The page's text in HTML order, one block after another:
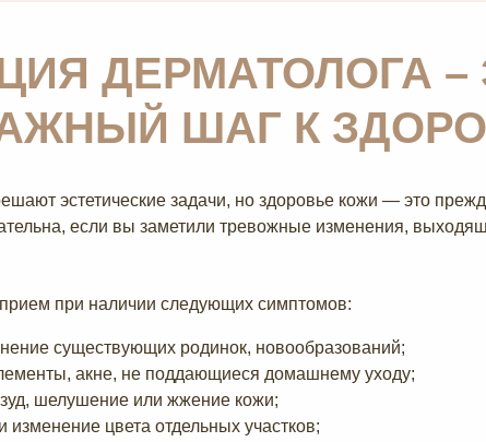
ДЕРМАТОЛОГА
ШАГ К
эстетические задачи, но здоровье кожи — это
если вы заметили тревожные изменения,
при наличии следующих симптомов:
существующих родинок, новообразований;
акне, не поддающиеся домашнему уходу;
шелушение или жжение кожи;
изменение цвета отдельных участков;